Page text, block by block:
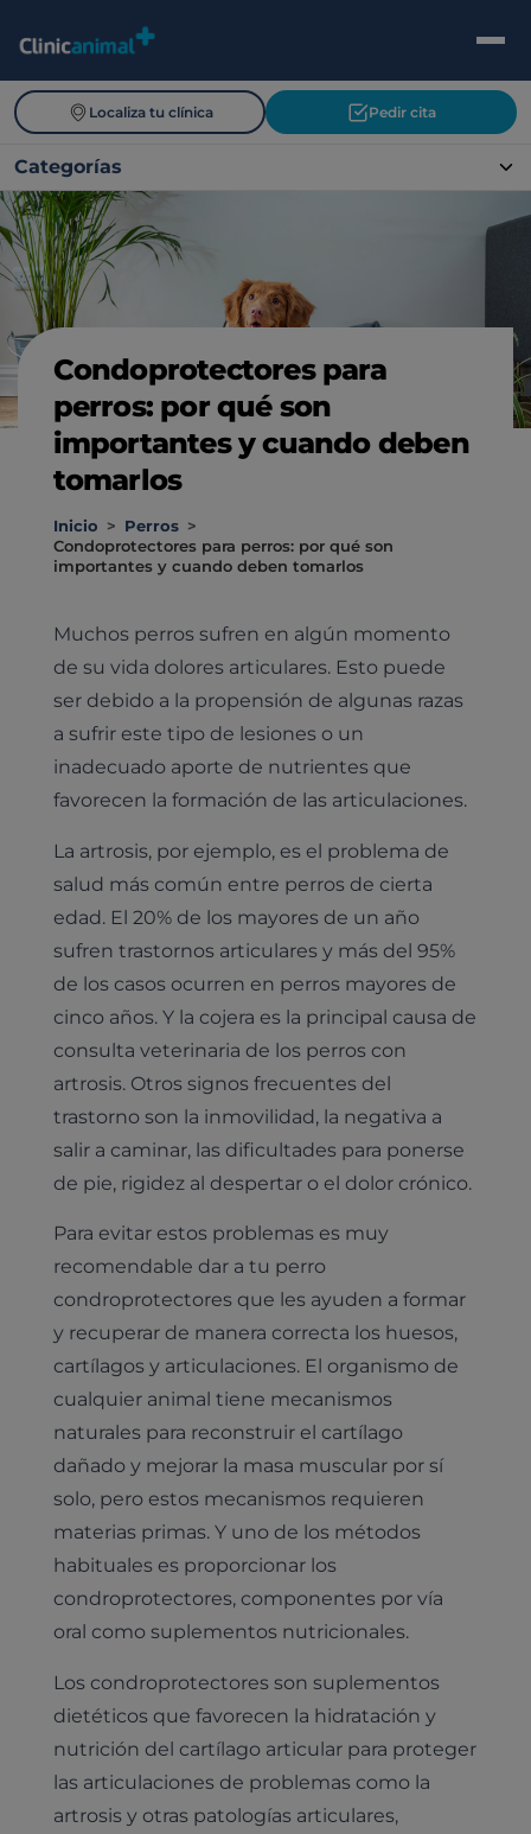
Localiza tu clínica Pedir cita
Categorías
Condoprotectores para
perros: por qué son
importantes y cuando deben
tomarlos
Inicio > Perros >
Condoprotectores para perros: por qué son
importantes y cuando deben tomarlos
Muchos perros sufren en algún momento
de su vida dolores articulares. Esto puede
ser debido a la propensión de algunas razas
a sufrir este tipo de lesiones o un
inadecuado aporte de nutrientes que
favorecen la formación de las articulaciones.
La artrosis, por ejemplo, es el problema de
salud más común entre perros de cierta
edad. El 20% de los mayores de un año
sufren trastornos articulares y más del 95%
de los casos ocurren en perros mayores de
cinco años. Y la cojera es la principal causa de
consulta veterinaria de los perros con
artrosis. Otros signos frecuentes del
trastorno son la inmovilidad, la negativa a
salir a caminar, las dificultades para ponerse
de pie, rigidez al despertar o el dolor crónico.
Para evitar estos problemas es muy
recomendable dar a tu perro
condroprotectores que les ayuden a formar
y recuperar de manera correcta los huesos,
cartílagos y articulaciones. El organismo de
cualquier animal tiene mecanismos
naturales para reconstruir el cartílago
dañado y mejorar la masa muscular por sí
solo, pero estos mecanismos requieren
materias primas. Y uno de los métodos
habituales es proporcionar los
condroprotectores, componentes por vía
oral como suplementos nutricionales.
Los condroprotectores son suplementos
dietéticos que favorecen la hidratación y
nutrición del cartílago articular para proteger
las articulaciones de problemas como la
artrosis y otras patologías articulares,